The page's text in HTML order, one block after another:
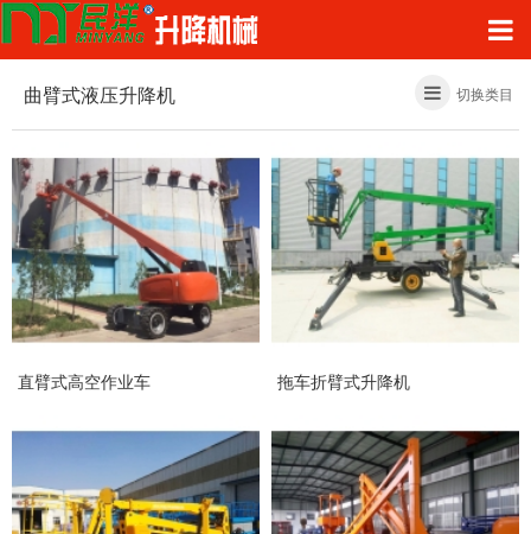
曲臂式液压升降机 切换类目
直臂式高空作业车 拖车折臂式升降机